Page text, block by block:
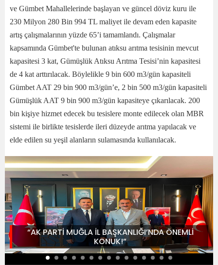
ve Gümbet Mahallelerinde başlayan ve güncel döviz kuru ile
230 Milyon 280 Bin 994 TL maliyet ile devam eden kapasite
artış çalışmalarının yüzde 65’i tamamlandı. Çalışmalar
kapsamında Gümbet'te bulunan atıksu arıtma tesisinin mevcut
kapasitesi 3 kat, Gümüşlük Atıksu Arıtma Tesisi’nin kapasitesi
de 4 kat arttırılacak. Böylelikle 9 bin 600 m3/gün kapasiteli
Gümbet AAT 29 bin 900 m3/gün’e, 2 bin 500 m3/gün kapasiteli
Gümüşlük AAT 9 bin 900 m3/gün kapasiteye çıkarılacak. 200
bin kişiye hizmet edecek bu tesislere monte edilecek olan MBR
sistemi ile birlikte tesislerde ileri düzeyde arıtma yapılacak ve
elde edilen su yeşil alanların sulamasında kullanılacak.
“AK PARTİ MUĞLA İL BAŞKANLIĞI’NDA ÖNEMLİ
KONUK!”